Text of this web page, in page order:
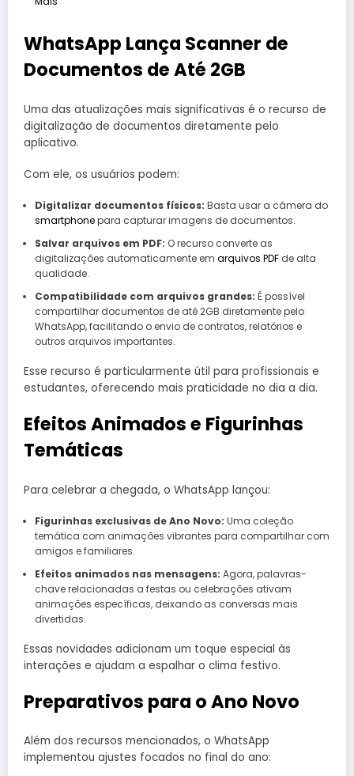
WhatsApp Lança Scanner de
Documentos de Até 2GB
Uma das atualizações mais significativas é o recurso de
digitalização de documentos diretamente pelo
aplicativo.
Com ele, os usuários podem:
Digitalizar documentos físicos: Basta usar a câmera do
smartphonepara capturar imagens de documentos.
Salvar arquivos em PDF: O recurso converte as
digitalizações automaticamente em arquivos PDFde alta
qualidade.
Compatibilidade com arquivos grandes: É possível
compartilhar documentos de até 2GB diretamente pelo
WhatsApp, facilitando o envio de contratos, relatórios e
outros arquivos importantes.
Esse recurso é particularmente útil para profissionais e
estudantes, oferecendo mais praticidade no dia a dia.
Efeitos Animados e Figurinhas
Temáticas
Para celebrar a chegada, o WhatsApp lançou:
Figurinhas exclusivas de Ano Novo: Uma coleção
temática com animações vibrantes para compartilhar com
amigos e familiares.
Efeitos animados nas mensagens: Agora, palavras-
chave relacionadas a festas ou celebrações ativam
animações específicas, deixando as conversas mais
divertidas.
Essas novidades adicionam um toque especial às
interações e ajudam a espalhar o clima festivo.
Preparativos para o Ano Novo
Além dos recursos mencionados, o WhatsApp
implementou ajustes focados no final do ano: